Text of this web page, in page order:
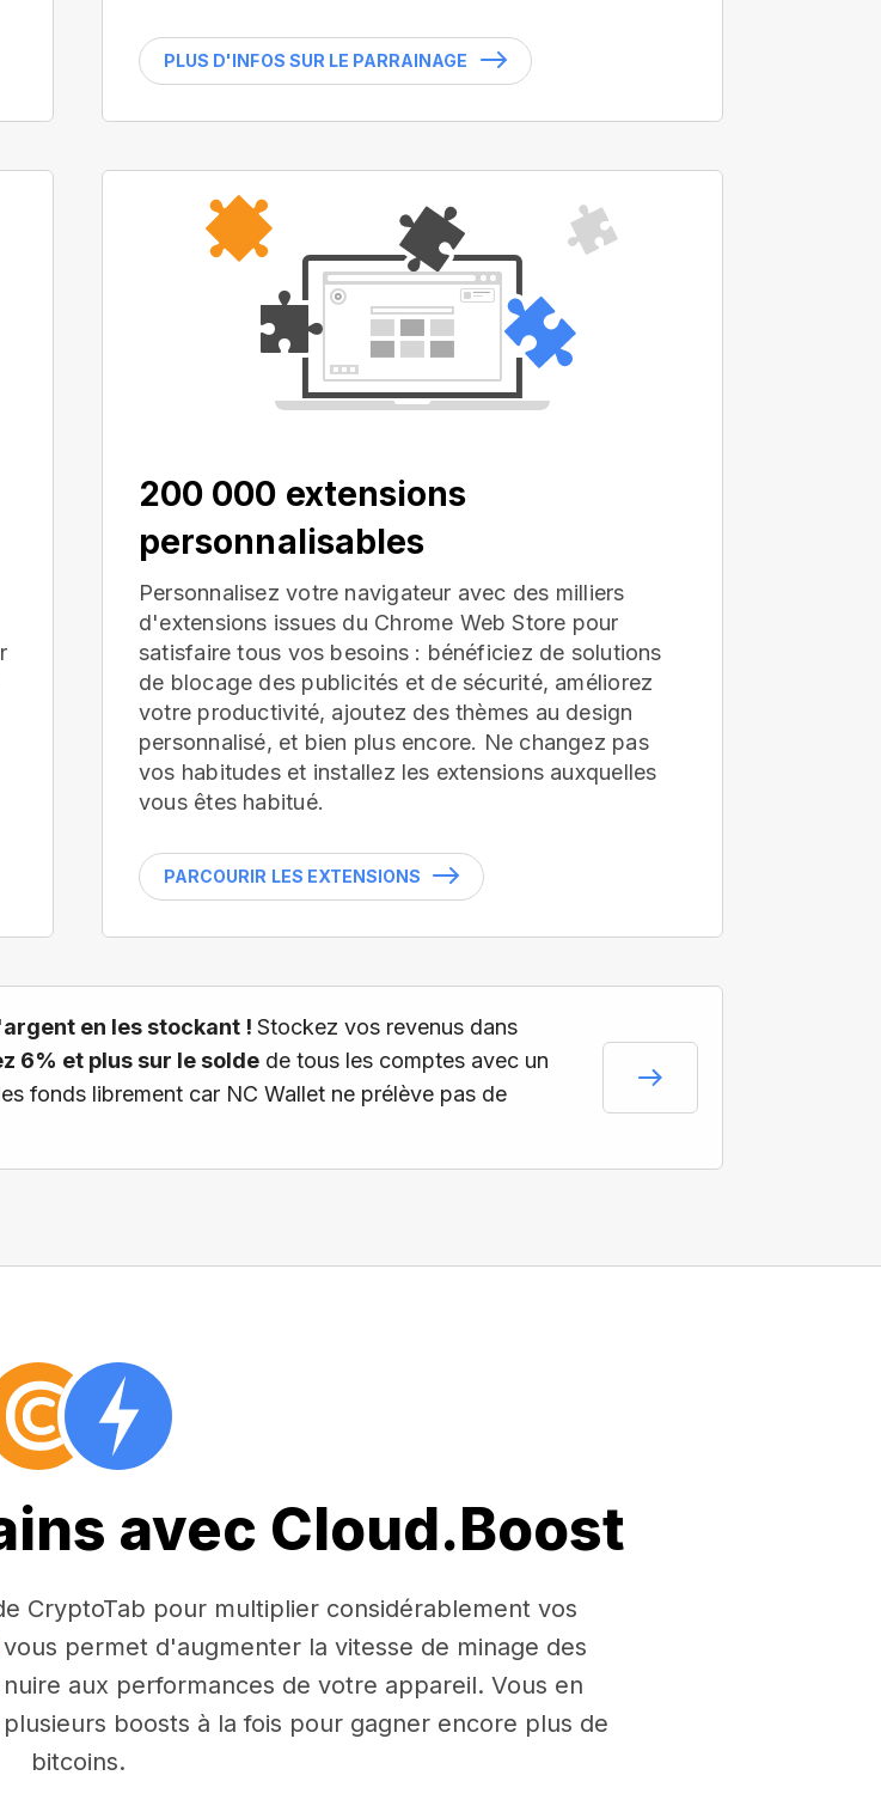
PLUS D'INFOS SUR LE PARRAINAGE
200 000 extensions
personnalisables
Personnalisez votre navigateur avec des milliers
d'extensions issues du Chrome Web Store pour
satisfaire tous vos besoins : bénéficiez de solutions
de blocage des publicités et de sécurité, améliorez
votre productivité, ajoutez des thèmes au design
personnalisé, et bien plus encore. Ne changez pas
vos habitudes et installez les extensions auxquelles
vous êtes habitué.
PARCOURIR LES EXTENSIONS
en les stockant ! Stockez vos revenus dans
6% et plus sur le solde de tous les comptes avec un
fonds librement car NC Wallet ne prélève pas de
avec Cloud.Boost
CryptoTab pour multiplier considérablement vos
vous permet d'augmenter la vitesse de minage des
aux performances de votre appareil. Vous en
boosts à la fois pour gagner encore plus de
bitcoins.